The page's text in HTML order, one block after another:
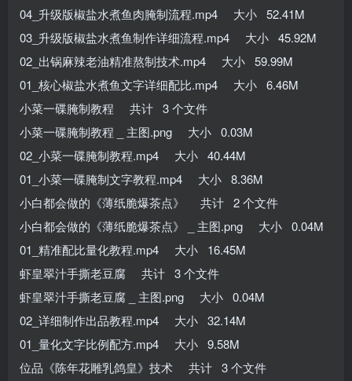
04_升级版椒盐水煮鱼肉腌制流程.mp4 大小 52.41M
03_升级版椒盐水煮鱼制作详细流程.mp4 大小 45.92M
02_出锅麻辣老油精准熬制技术.mp4 大小 59.99M
01_核心椒盐水煮鱼文字详细配比.mp4 大小 6.46M
小菜一碟腌制教程 共计 3 个文件
小菜一碟腌制教程 _ 主图.png 大小 0.03M
02_小菜一碟腌制教程.mp4 大小 40.44M
01_小菜一碟腌制文字教程.mp4 大小 8.36M
小白都会做的《薄纸脆爆茶点》 共计 2 个文件
小白都会做的《薄纸脆爆茶点》 _ 主图.png 大小 0.04M
01_精准配比量化教程.mp4 大小 16.45M
虾皇翠汁手撕老豆腐 共计 3 个文件
虾皇翠汁手撕老豆腐 _ 主图.png 大小 0.04M
02_详细制作出品教程.mp4 大小 32.14M
01_量化文字比例配方.mp4 大小 9.58M
位品《陈年花雕乳鸽皇》技术 共计 3 个文件